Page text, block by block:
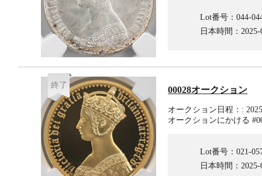
Lot番号：044-
日本時間：
終了 00028オークション
オークション日程：:
オークションにかける
Lot番号：021-
日本時間：